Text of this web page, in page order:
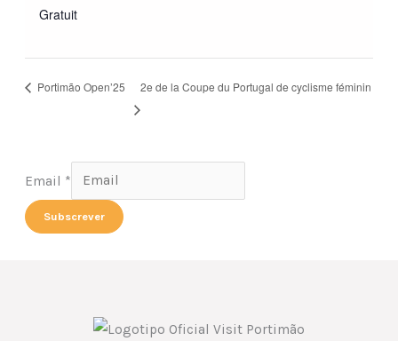
Gratuit
Portimão Open’25 2e de la Coupe du Portugal de cyclisme féminin
Email
Email *
Subscrever